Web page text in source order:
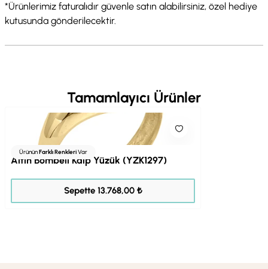
*Ürünlerimiz faturalıdır güvenle satın alabilirsiniz, özel hediye
kutusunda gönderilecektir.
Tamamlayıcı Ürünler
ÜrününFarklı RenkleriVar
Altın Bombeli Kalp Yüzük (YZK1297)
Sepette 13.768,00 ₺